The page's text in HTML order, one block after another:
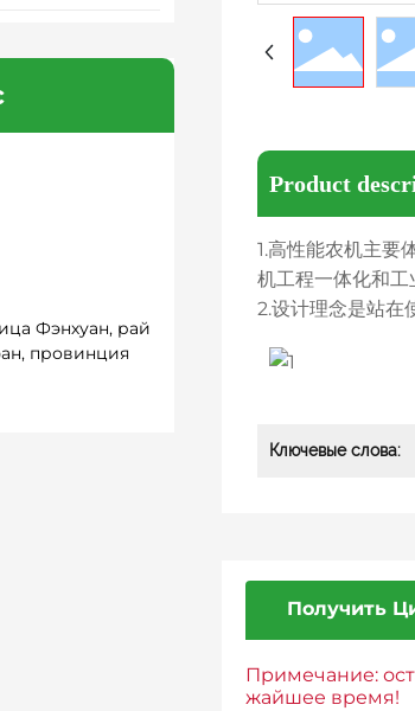
Фэнхуан, рай
провинция
Product
1.高性能农机主要
机工程一体化和
2.设计理念是站在
Ключевые слова:
Получить
Примечание:
жайшее время!